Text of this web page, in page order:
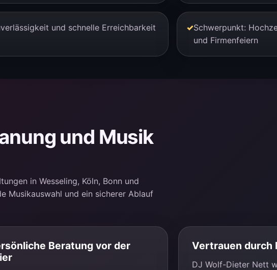
und schnelle Erreichbarkeit ✓Schwerpunkt:
und Firmenfeiern
und Musik
in Wesseling, Köln, Bonn und
Musikauswahl und ein sicherer Ablauf
Beratung vor der
Vertrauen durch
DJ Wolf-Dieter Nett